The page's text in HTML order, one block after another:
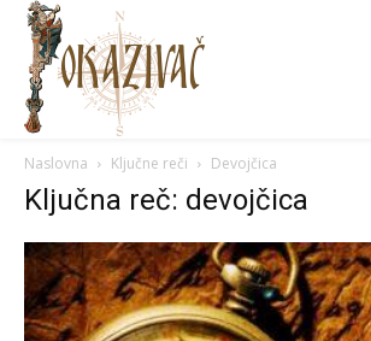
Naslovna Ključne reči Devojčica
Ključna reč: devojčica